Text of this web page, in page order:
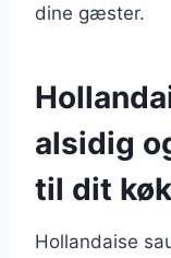
dine gæster.
alsidig
til dit
Hollandaise